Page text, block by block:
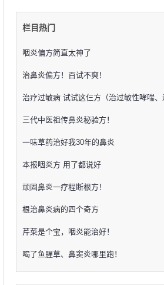
栏目热门
咽炎偏方简直太神了
治鼻炎偏方！百试不爽！
治疗过敏病 试试这仨方（治过敏性哮喘、
三代中医祖传鼻炎秘验方！
一味草药治好我30年的鼻炎
本报咽炎方 用了都说好
顽固鼻炎一疗程断根方！
根治鼻炎病的四个奇方
芹菜是个宝，咽炎能治好！
喝了鱼腥草、鼻窦炎哪里跑！